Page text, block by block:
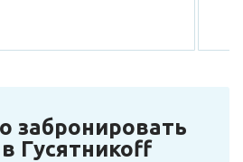
забронировать
Гусятникоff